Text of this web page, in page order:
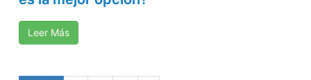
Leer Más